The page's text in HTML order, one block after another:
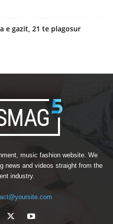
e gazit, 21 te plagosur
music fashion website. We
news and videos straight from the
industry.